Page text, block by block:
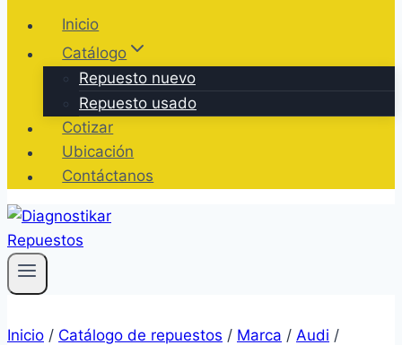
Inicio
Catálogo
Repuesto nuevo
Repuesto usado
Cotizar
Ubicación
Contáctanos
Inicio / Catálogo de repuestos / Marca / Audi /